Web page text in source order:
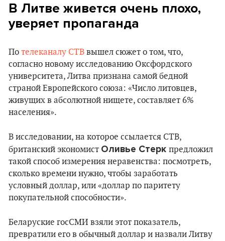
В Литве живется очень плохо,
уверяет пропаганда
По телеканалу СТВ вышел сюжет о том, что,
согласно новому исследованию Оксфордского
университета, Литва признана самой бедной
страной Европейского союза: «Число литовцев,
живущих в абсолютной нищете, составляет 6%
населения».
В исследовании, на которое ссылается СТВ,
британский экономист Оливье Стерк предложил
такой способ измерения неравенства: посмотреть,
сколько времени нужно, чтобы заработать
условный доллар, или «доллар по паритету
покупательной способности».
Беларуские госСМИ взяли этот показатель,
превратили его в обычный доллар и назвали Литву